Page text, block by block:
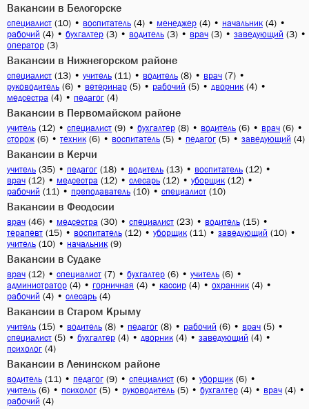
Вакансии в Белогорске
специалист (10) • воспитатель (4) • менеджер (4) • начальник (4) •
рабочий (4) • бухгалтер (3) • водитель (3) • врач (3) • заведующий (3) •
оператор (3)
Вакансии в Нижнегорском районе
специалист (13) • учитель (11) • водитель (8) • врач (7) •
руководитель (6) • ветеринар (5) • рабочий (5) • дворник (4) •
медсестра (4) • педагог (4)
Вакансии в Первомайском районе
учитель (12) • специалист (9) • бухгалтер (8) • водитель (6) • врач (6) •
сторож (6) • техник (6) • воспитатель (5) • педагог (5) • заведующий (4)
Вакансии в Керчи
учитель (35) • педагог (18) • водитель (13) • воспитатель (12) •
врач (12) • медсестра (12) • слесарь (12) • уборщик (12) •
рабочий (11) • преподаватель (10) • специалист (10)
Вакансии в Феодосии
врач (46) • медсестра (30) • специалист (23) • водитель (15) •
терапевт (15) • воспитатель (12) • уборщик (11) • заведующий (10) •
учитель (10) • начальник (9)
Вакансии в Судаке
врач (12) • специалист (7) • бухгалтер (6) • учитель (6) •
администратор (4) • горничная (4) • кассир (4) • охранник (4) •
рабочий (4) • слесарь (4)
Вакансии в Старом Крыму
учитель (15) • водитель (8) • педагог (8) • рабочий (6) • врач (5) •
специалист (5) • бухгалтер (4) • дворник (4) • заведующий (4) •
психолог (4)
Вакансии в Ленинском районе
водитель (11) • педагог (9) • специалист (6) • уборщик (6) •
учитель (6) • психолог (5) • руководитель (5) • бухгалтер (4) • врач (4) •
рабочий (4)